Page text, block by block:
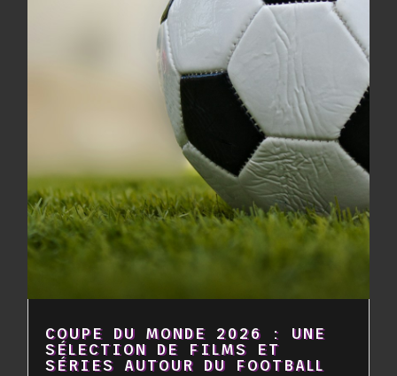
COUPE DU MONDE 2026 : UNE
SÉLECTION DE FILMS ET
SÉRIES AUTOUR DU FOOTBALL